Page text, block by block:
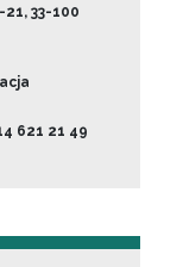
33-100
621 21 49